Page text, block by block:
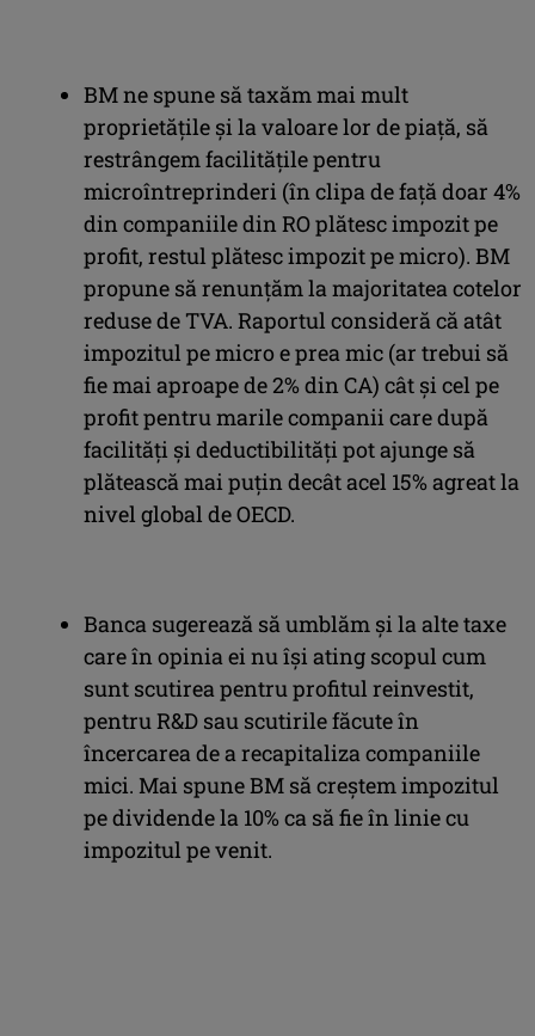
BM ne spune să taxăm mai mult
proprietățile și la valoare lor de piață, să
restrângem facilitățile pentru
microîntreprinderi (în clipa de față doar 4%
din companiile din RO plătesc impozit pe
profit, restul plătesc impozit pe micro). BM
propune să renunțăm la majoritatea cotelor
reduse de TVA. Raportul consideră că atât
impozitul pe micro e prea mic (ar trebui să
fie mai aproape de 2% din CA) cât și cel pe
profit pentru marile companii care după
facilități și deductibilități pot ajunge să
plătească mai puțin decât acel 15% agreat la
nivel global de OECD.
Banca sugerează să umblăm și la alte taxe
care în opinia ei nu își ating scopul cum
sunt scutirea pentru profitul reinvestit,
pentru R&D sau scutirile făcute în
încercarea de a recapitaliza companiile
mici. Mai spune BM să creștem impozitul
pe dividende la 10% ca să fie în linie cu
impozitul pe venit.